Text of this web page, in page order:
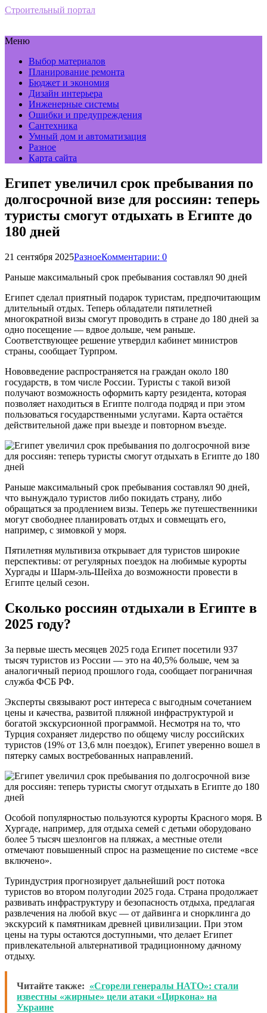
Строительный портал
Меню
Выбор материалов
Планирование ремонта
Бюджет и экономия
Дизайн интерьера
Инженерные системы
Ошибки и предупреждения
Сантехника
Умный дом и автоматизация
Разное
Карта сайта
Египет увеличил срок пребывания по
долгосрочной визе для россиян: теперь
туристы смогут отдыхать в Египте до
180 дней
21 сентября 2025РазноеКомментарии: 0
Раньше максимальный срок пребывания составлял 90 дней
Египет сделал приятный подарок туристам, предпочитающим
длительный отдых. Теперь обладатели пятилетней
многократной визы смогут проводить в стране до 180 дней за
одно посещение — вдвое дольше, чем раньше.
Соответствующее решение утвердил кабинет министров
страны, сообщает Турпром.
Нововведение распространяется на граждан около 180
государств, в том числе России. Туристы с такой визой
получают возможность оформить карту резидента, которая
позволяет находиться в Египте полгода подряд и при этом
пользоваться государственными услугами. Карта остаётся
действительной даже при выезде и повторном въезде.
Раньше максимальный срок пребывания составлял 90 дней,
что вынуждало туристов либо покидать страну, либо
обращаться за продлением визы. Теперь же путешественники
могут свободнее планировать отдых и совмещать его,
например, с зимовкой у моря.
Пятилетняя мультивиза открывает для туристов широкие
перспективы: от регулярных поездок на любимые курорты
Хургады и Шарм-эль-Шейха до возможности провести в
Египте целый сезон.
Сколько россиян отдыхали в Египте в
2025 году?
За первые шесть месяцев 2025 года Египет посетили 937
тысяч туристов из России — это на 40,5% больше, чем за
аналогичный период прошлого года, сообщает пограничная
служба ФСБ РФ.
Эксперты связывают рост интереса с выгодным сочетанием
цены и качества, развитой пляжной инфраструктурой и
богатой экскурсионной программой. Несмотря на то, что
Турция сохраняет лидерство по общему числу российских
туристов (19% от 13,6 млн поездок), Египет уверенно вошел в
пятерку самых востребованных направлений.
Особой популярностью пользуются курорты Красного моря. В
Хургаде, например, для отдыха семей с детьми оборудовано
более 5 тысяч шезлонгов на пляжах, а местные отели
отмечают повышенный спрос на размещение по системе «все
включено».
Туриндустрия прогнозирует дальнейший рост потока
туристов во втором полугодии 2025 года. Страна продолжает
развивать инфраструктуру и безопасность отдыха, предлагая
развлечения на любой вкус — от дайвинга и снорклинга до
экскурсий к памятникам древней цивилизации. При этом
цены на туры остаются доступными, что делает Египет
привлекательной альтернативой традиционному дачному
отдыху.
Читайте также: «Сгорели генералы НАТО»: стали
известны «жирные» цели атаки «Циркона» на
Украине